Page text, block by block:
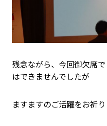
残念ながら、今回御欠席
はできませんでしたが
ますますのご活躍をお祈